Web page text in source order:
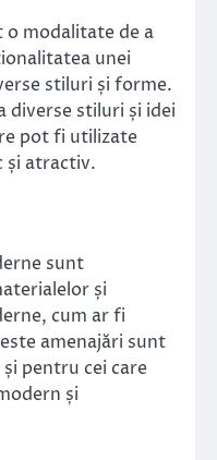
o modalitate de a
unei
stiluri și forme.
diverse stiluri și idei
pot fi utilizate
și atractiv.
sunt
și
cum ar fi
amenajări sunt
pentru cei care
și